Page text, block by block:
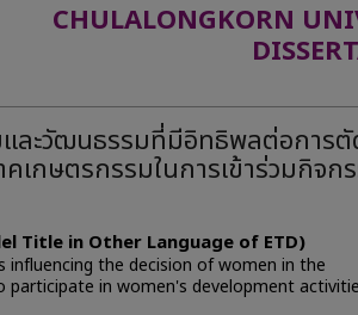
CHULALONGKORN
ละวัฒนธรรมที่มีอิทธิพลต่อการ
คเกษตรกรรมในการเข้าร่วมกิจก
Title in Other Language of ETD)
influencing the decision of women in the
participate in women's development